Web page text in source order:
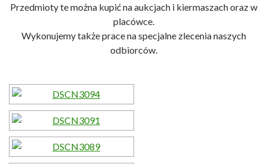
Przedmioty te można kupić na aukcjach i kiermaszach oraz w
placówce.
Wykonujemy także prace na specjalne zlecenia naszych
odbiorców.